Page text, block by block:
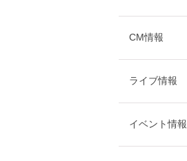
CM情報
ライブ情報
イベント情報